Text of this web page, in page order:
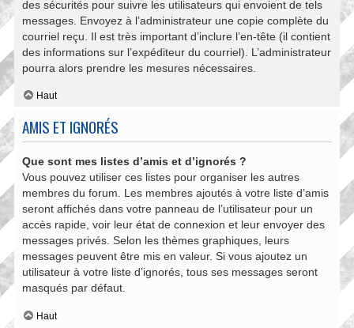
des sécurités pour suivre les utilisateurs qui envoient de tels
messages. Envoyez à l’administrateur une copie complète du
courriel reçu. Il est très important d’inclure l’en-tête (il contient
des informations sur l’expéditeur du courriel). L’administrateur
pourra alors prendre les mesures nécessaires.
Haut
AMIS ET IGNORÉS
Que sont mes listes d’amis et d’ignorés ?
Vous pouvez utiliser ces listes pour organiser les autres
membres du forum. Les membres ajoutés à votre liste d’amis
seront affichés dans votre panneau de l’utilisateur pour un
accès rapide, voir leur état de connexion et leur envoyer des
messages privés. Selon les thèmes graphiques, leurs
messages peuvent être mis en valeur. Si vous ajoutez un
utilisateur à votre liste d’ignorés, tous ses messages seront
masqués par défaut.
Haut